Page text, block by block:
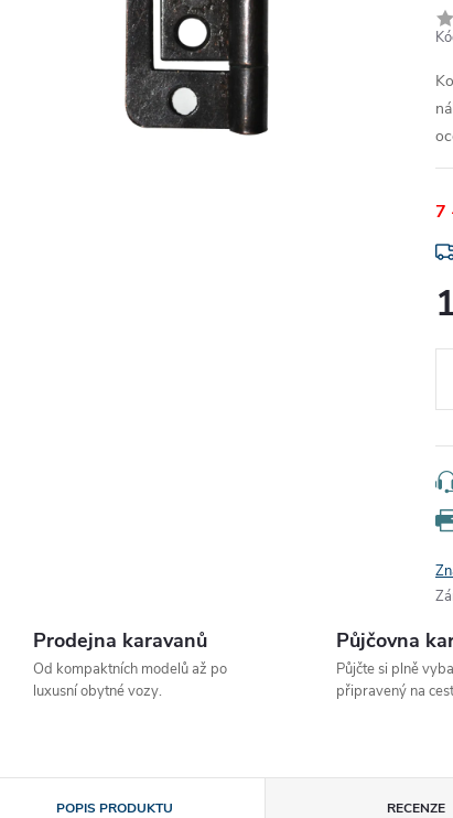
7
Prodejna karavanů
Od kompaktních modelů až po
luxusní obytné vozy.
Půjčovna
Půjčte si plně
připravený na
POPIS PRODUKTU RECENZE